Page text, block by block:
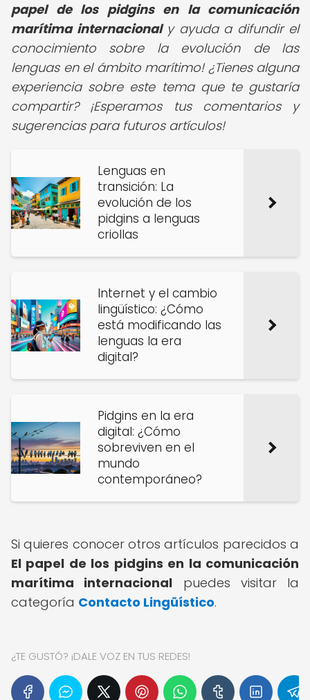
papel de los pidgins en la comunicación
marítima internacionaly ayuda a difundir el
conocimiento sobre la evolución de las
lenguas en el ámbito marítimo! ¿Tienes alguna
experiencia sobre este tema que te gustaría
compartir? ¡Esperamos tus comentarios y
sugerencias para futuros artículos!
Lenguas en
transición: La
evolución de los
pidgins a lenguas
criollas
Internet y el cambio
lingüístico: ¿Cómo
está modificando las
lenguas la era
digital?
Pidgins en la era
digital: ¿Cómo
sobreviven en el
mundo
contemporáneo?
Si quieres conocer otros artículos parecidos a
El papel de los pidgins en la comunicación
marítima internacional puedes visitar la
categoría Contacto Lingüístico.
¿TE GUSTÓ? ¡DALE VOZ EN TUS REDES!